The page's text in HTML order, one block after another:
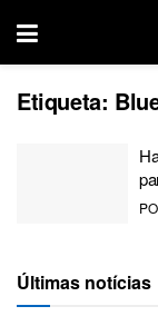
Etiqueta:
Últimas notícias